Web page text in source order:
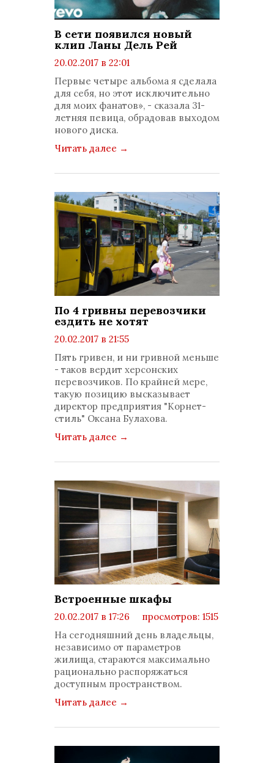
В сети появился новый
клип Ланы Дель Рей
20.02.2017 в 22:01
комментариев: 0
Первые четыре альбома я сделала
для себя, но этот исключительно
для моих фанатов», - сказала 31-
летняя певица, обрадовав выходом
нового диска.
Читать далее →
По 4 гривны перевозчики
ездить не хотят
20.02.2017 в 21:55
комментариев: 0
Пять гривен, и ни гривной меньше
- таков вердит херсонских
перевозчиков. По крайней мере,
такую позицию высказывает
директор предприятия "Корнет-
стиль" Оксана Булахова.
Читать далее →
Встроенные шкафы
20.02.2017 в 17:26
просмотров: 1515
комментариев: 0
На сегодняшний день владельцы,
независимо от параметров
жилища, стараются максимально
рационально распоряжаться
доступным пространством.
Читать далее →